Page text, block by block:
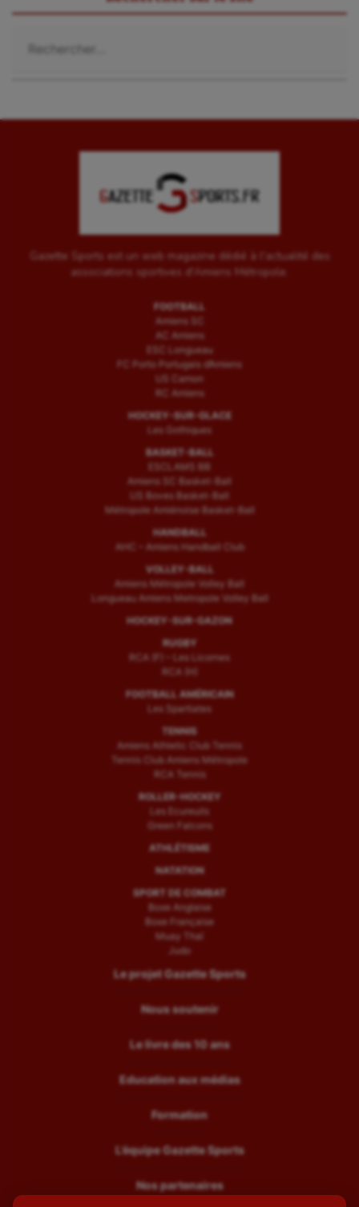
Gazette Sports est un web magazine dédié à l'actualité des
associations sportives d'Amiens Métropole.
FOOTBALL
Amiens SC
AC Amiens
ESC Longueau
FC Porto Portugais d’Amiens
US Camon
RC Amiens
HOCKEY-SUR-GLACE
Les Gothiques
BASKET-BALL
ESCLAMS BB
Amiens SC Basket-Ball
US Boves Basket-Ball
Métropole Amiénoise Basket-Ball
HANDBALL
AHC – Amiens Handball Club
VOLLEY-BALL
Amiens Métropole Volley Ball
Longueau Amiens Metropole Volley Ball
HOCKEY-SUR-GAZON
RUGBY
RCA (F) – Les Licornes
RCA (H)
FOOTBALL AMÉRICAIN
Les Spartiates
TENNIS
Amiens Athletic Club Tennis
Tennis Club Amiens Métropole
RCA Tennis
ROLLER-HOCKEY
Les Ecureuils
Green Falcons
ATHLÉTISME
NATATION
SPORT DE COMBAT
Boxe Anglaise
Boxe Française
Muay Thaï
Judo
Le projet Gazette Sports
Nous soutenir
Le livre des 10 ans
Education aux médias
Formation
L’équipe Gazette Sports
Nos partenaires